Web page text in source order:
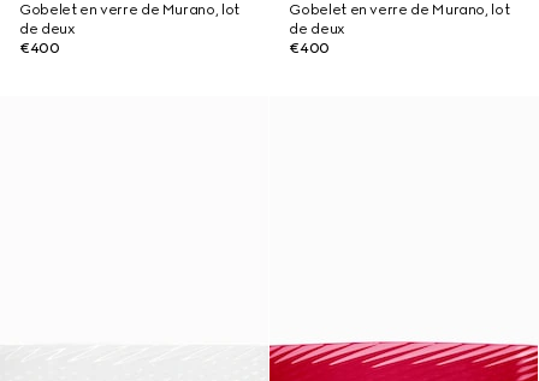
Gobelet en verre de Murano, lot
de deux
€400
Gobelet en verre de Murano, lot
de deux
€400